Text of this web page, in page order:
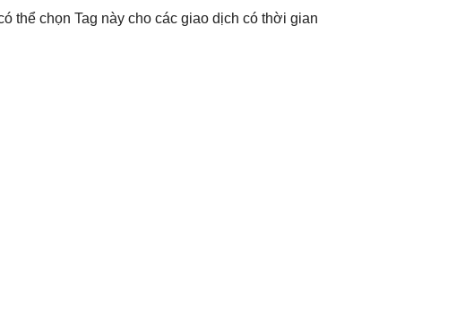
thể chọn Tag này cho các giao dịch có thời gian